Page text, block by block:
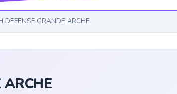
DEFENSE GRANDE ARCHE
ARCHE